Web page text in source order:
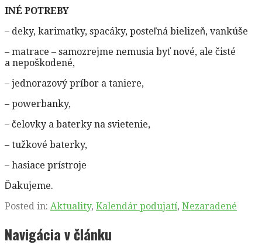
INÉ POTREBY
– deky, karimatky, spacáky, posteľná bielizeň, vankúše
– matrace – samozrejme nemusia byť nové, ale čisté
a nepoškodené,
– jednorazový príbor a taniere,
– powerbanky,
– čelovky a baterky na svietenie,
– tužkové baterky,
– hasiace prístroje
Ďakujeme.
Posted in: Aktuality, Kalendár podujatí, Nezaradené
Navigácia v článku